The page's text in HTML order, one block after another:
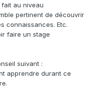
au niveau
pertinent de découvrir
connaissances. Etc.
faire un stage
suivant :
apprendre durant ce